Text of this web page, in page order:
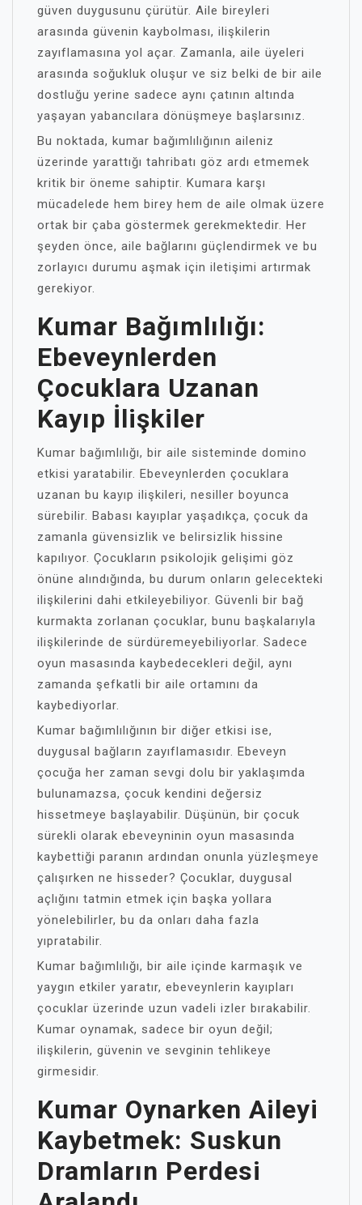
güven duygusunu çürütür. Aile bireyleri
arasında güvenin kaybolması, ilişkilerin
zayıflamasına yol açar. Zamanla, aile üyeleri
arasında soğukluk oluşur ve siz belki de bir aile
dostluğu yerine sadece aynı çatının altında
yaşayan yabancılara dönüşmeye başlarsınız.
Bu noktada, kumar bağımlılığının aileniz
üzerinde yarattığı tahribatı göz ardı etmemek
kritik bir öneme sahiptir. Kumara karşı
mücadelede hem birey hem de aile olmak üzere
ortak bir çaba göstermek gerekmektedir. Her
şeyden önce, aile bağlarını güçlendirmek ve bu
zorlayıcı durumu aşmak için iletişimi artırmak
gerekiyor.
Kumar Bağımlılığı:
Ebeveynlerden
Çocuklara Uzanan
Kayıp İlişkiler
Kumar bağımlılığı, bir aile sisteminde domino
etkisi yaratabilir. Ebeveynlerden çocuklara
uzanan bu kayıp ilişkileri, nesiller boyunca
sürebilir. Babası kayıplar yaşadıkça, çocuk da
zamanla güvensizlik ve belirsizlik hissine
kapılıyor. Çocukların psikolojik gelişimi göz
önüne alındığında, bu durum onların gelecekteki
ilişkilerini dahi etkileyebiliyor. Güvenli bir bağ
kurmakta zorlanan çocuklar, bunu başkalarıyla
ilişkilerinde de sürdüremeyebiliyorlar. Sadece
oyun masasında kaybedecekleri değil, aynı
zamanda şefkatli bir aile ortamını da
kaybediyorlar.
Kumar bağımlılığının bir diğer etkisi ise,
duygusal bağların zayıflamasıdır. Ebeveyn
çocuğa her zaman sevgi dolu bir yaklaşımda
bulunamazsa, çocuk kendini değersiz
hissetmeye başlayabilir. Düşünün, bir çocuk
sürekli olarak ebeveyninin oyun masasında
kaybettiği paranın ardından onunla yüzleşmeye
çalışırken ne hisseder? Çocuklar, duygusal
açlığını tatmin etmek için başka yollara
yönelebilirler, bu da onları daha fazla
yıpratabilir.
Kumar bağımlılığı, bir aile içinde karmaşık ve
yaygın etkiler yaratır, ebeveynlerin kayıpları
çocuklar üzerinde uzun vadeli izler bırakabilir.
Kumar oynamak, sadece bir oyun değil;
ilişkilerin, güvenin ve sevginin tehlikeye
girmesidir.
Kumar Oynarken Aileyi
Kaybetmek: Suskun
Dramların Perdesi